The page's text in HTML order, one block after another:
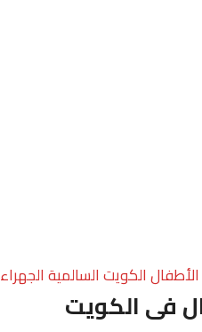
الكويت السالمية الجهراء
فى الكويت